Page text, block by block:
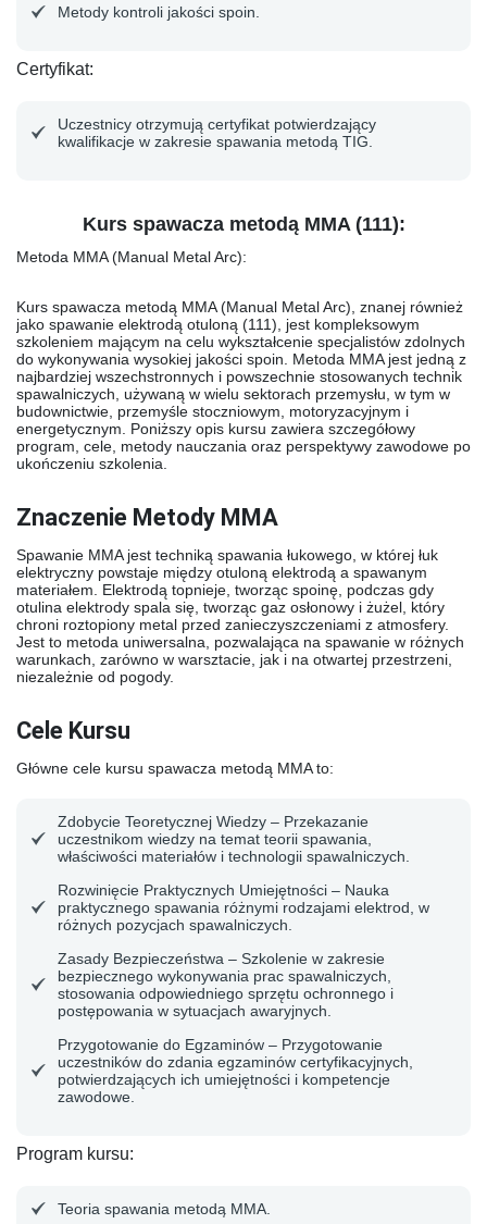
Metody kontroli jakości spoin.
Certyfikat:
Uczestnicy otrzymują certyfikat potwierdzający
kwalifikacje w zakresie spawania metodą TIG.
Kurs spawacza metodą MMA (111):
Metoda MMA (Manual Metal Arc):
Kurs spawacza metodą MMA (Manual Metal Arc), znanej również
jako spawanie elektrodą otuloną (111), jest kompleksowym
szkoleniem mającym na celu wykształcenie specjalistów zdolnych
do wykonywania wysokiej jakości spoin. Metoda MMA jest jedną z
najbardziej wszechstronnych i powszechnie stosowanych technik
spawalniczych, używaną w wielu sektorach przemysłu, w tym w
budownictwie, przemyśle stoczniowym, motoryzacyjnym i
energetycznym. Poniższy opis kursu zawiera szczegółowy
program, cele, metody nauczania oraz perspektywy zawodowe po
ukończeniu szkolenia.
Znaczenie Metody MMA
Spawanie MMA jest techniką spawania łukowego, w której łuk
elektryczny powstaje między otuloną elektrodą a spawanym
materiałem. Elektrodą topnieje, tworząc spoinę, podczas gdy
otulina elektrody spala się, tworząc gaz osłonowy i żużel, który
chroni roztopiony metal przed zanieczyszczeniami z atmosfery.
Jest to metoda uniwersalna, pozwalająca na spawanie w różnych
warunkach, zarówno w warsztacie, jak i na otwartej przestrzeni,
niezależnie od pogody.
Cele Kursu
Główne cele kursu spawacza metodą MMA to:
Zdobycie Teoretycznej Wiedzy – Przekazanie
uczestnikom wiedzy na temat teorii spawania,
właściwości materiałów i technologii spawalniczych.
Rozwinięcie Praktycznych Umiejętności – Nauka
praktycznego spawania różnymi rodzajami elektrod, w
różnych pozycjach spawalniczych.
Zasady Bezpieczeństwa – Szkolenie w zakresie
bezpiecznego wykonywania prac spawalniczych,
stosowania odpowiedniego sprzętu ochronnego i
postępowania w sytuacjach awaryjnych.
Przygotowanie do Egzaminów – Przygotowanie
uczestników do zdania egzaminów certyfikacyjnych,
potwierdzających ich umiejętności i kompetencje
zawodowe.
Program kursu:
Teoria spawania metodą MMA.